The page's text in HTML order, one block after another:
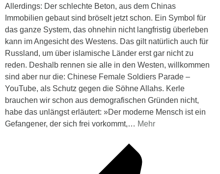
Allerdings: Der schlechte Beton, aus dem Chinas
Immobilien gebaut sind bröselt jetzt schon. Ein Symbol für
das ganze System, das ohnehin nicht langfristig überleben
kann im Angesicht des Westens. Das gilt natürlich auch für
Russland, um über islamische Länder erst gar nicht zu
reden. Deshalb rennen sie alle in den Westen, willkommen
sind aber nur die: Chinese Female Soldiers Parade –
YouTube, als Schutz gegen die Söhne Allahs. Kerle
brauchen wir schon aus demografischen Gründen nicht,
habe das unlängst erläutert: »Der moderne Mensch ist ein
Gefangener, der sich frei vorkommt,… Mehr